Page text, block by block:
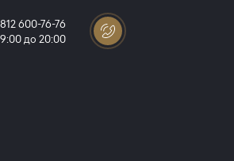
812 600-76-76
до 20:00